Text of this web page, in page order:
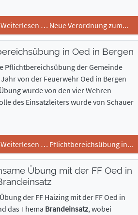
Weiterlesen … Neue Verordnung zum...
in Oed in Bergen
Pflichtbereichsübung der Gemeinde
von der Feuerwehr Oed in Bergen
wurde von den vier Wehren
des Einsatzleiters wurde von Schauer
Weiterlesen … Pflichtbereichsübung in...
Übung mit der FF Oed in
der FF Haizing mit der FF Oed in
das Thema Brandeinsatz, wobei